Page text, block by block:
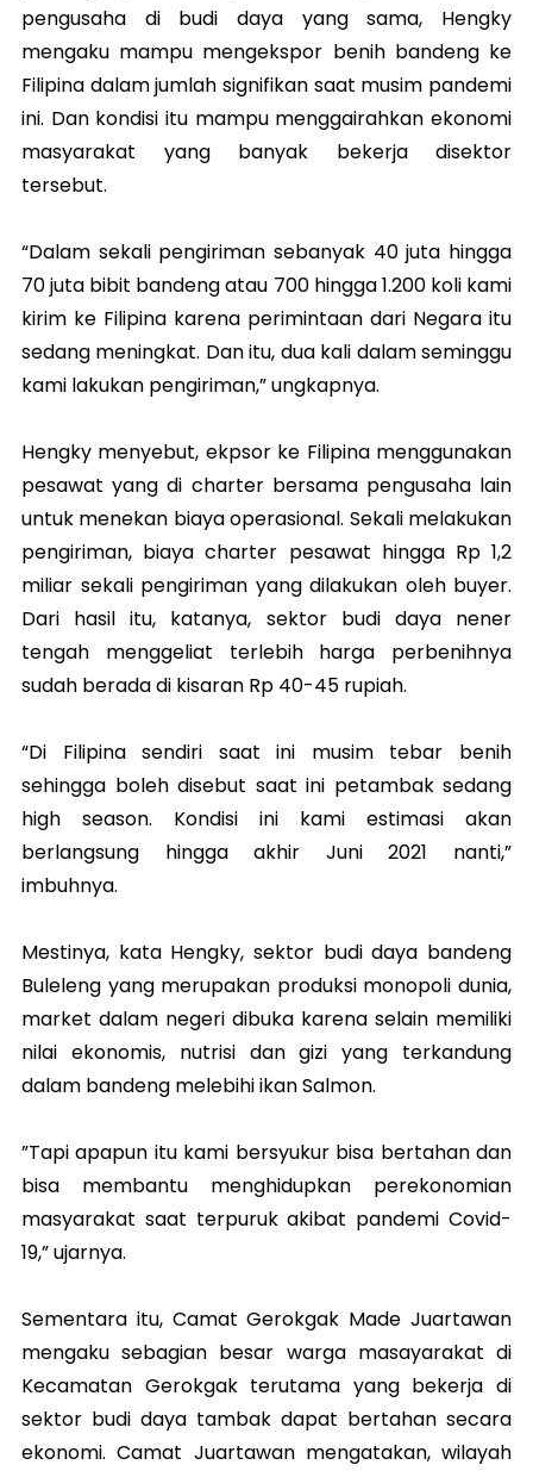
pengusaha di budi daya yang sama, Hengky
mengaku mampu mengekspor benih bandeng ke
Filipina dalam jumlah signifikan saat musim pandemi
ini. Dan kondisi itu mampu menggairahkan ekonomi
masyarakat yang banyak bekerja disektor
tersebut.
“Dalam sekali pengiriman sebanyak 40 juta hingga
70 juta bibit bandeng atau 700 hingga 1.200 koli kami
kirim ke Filipina karena perimintaan dari Negara itu
sedang meningkat. Dan itu, dua kali dalam seminggu
kami lakukan pengiriman,” ungkapnya.
Hengky menyebut, ekpsor ke Filipina menggunakan
pesawat yang di charter bersama pengusaha lain
untuk menekan biaya operasional. Sekali melakukan
pengiriman, biaya charter pesawat hingga Rp 1,2
miliar sekali pengiriman yang dilakukan oleh buyer.
Dari hasil itu, katanya, sektor budi daya nener
tengah menggeliat terlebih harga perbenihnya
sudah berada di kisaran Rp 40-45 rupiah.
“Di Filipina sendiri saat ini musim tebar benih
sehingga boleh disebut saat ini petambak sedang
high season. Kondisi ini kami estimasi akan
berlangsung hingga akhir Juni 2021 nanti,”
imbuhnya.
Mestinya, kata Hengky, sektor budi daya bandeng
Buleleng yang merupakan produksi monopoli dunia,
market dalam negeri dibuka karena selain memiliki
nilai ekonomis, nutrisi dan gizi yang terkandung
dalam bandeng melebihi ikan Salmon.
”Tapi apapun itu kami bersyukur bisa bertahan dan
bisa membantu menghidupkan perekonomian
masyarakat saat terpuruk akibat pandemi Covid-
19,” ujarnya.
Sementara itu, Camat Gerokgak Made Juartawan
mengaku sebagian besar warga masayarakat di
Kecamatan Gerokgak terutama yang bekerja di
sektor budi daya tambak dapat bertahan secara
ekonomi. Camat Juartawan mengatakan, wilayah